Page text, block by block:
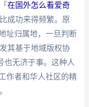
在国外怎么看爱奇
成功来得频繁。原
址归属地，一旦判断
其基于地域版权协
也无济于事。这种人
作者和华人社区的精